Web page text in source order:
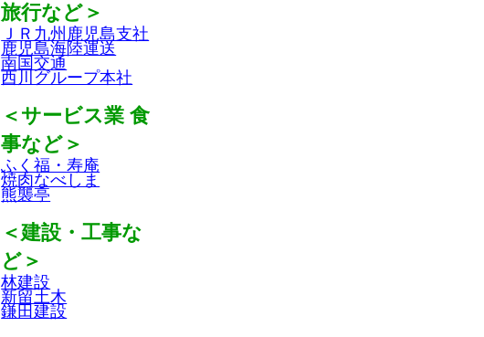
旅行など＞
ＪＲ九州鹿児島支社
鹿児島海陸運送
南国交通
西川グループ本社
＜サービス業 食
事など＞
ふく福・寿庵
焼肉なべしま
熊襲亭
＜建設・工事な
ど＞
林建設
新留土木
鎌田建設